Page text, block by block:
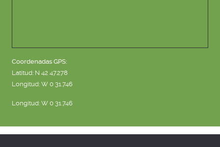
Coordenadas GPS:
Latitud: N 42 47.278
Longitud: W 0 31.746
Longitud: W 0 31.746